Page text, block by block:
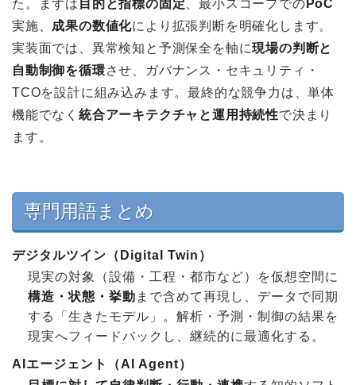
た。まずは 目的と指標の固定 、最小スコープでの PoC
実施、 成果の数値化により拡張判断を明確化します。
実装面では、異常検知と予測保全を軸に現場の判断と
自動制御を循環させ、ガバナンス・セキュリティ・
TCOを設計に組み込みます。最終的な競争力は、単体
機能でなく 統合アーキテクチャと運用持続性で決まり
ます。
専門用語まとめ
デジタルツイン（Digital Twin）
現実の対象（設備・工程・都市など）を仮想空間に
構造・状態・挙動 まで含めて再現し、データで同期
する「生きたモデル」。解析・予測・制御の結果を
現実へフィードバックし、継続的に最適化する。
AIエージェント（AI Agent）